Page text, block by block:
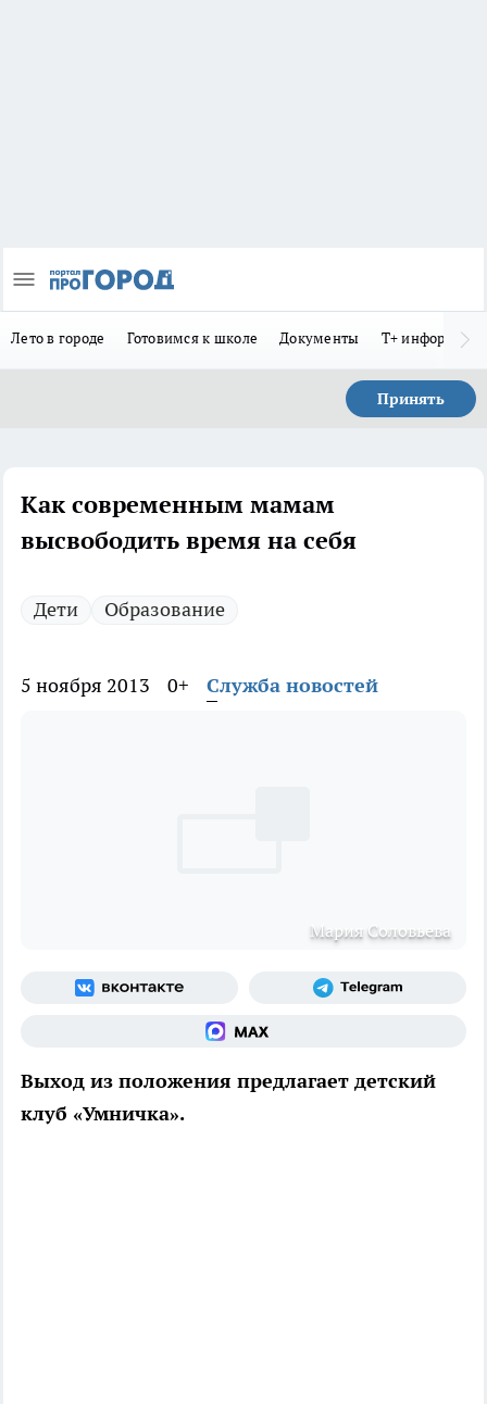
Лето в городе Готовимся к школе Документы Т+
Принять
Как современным мамам
высвободить время на себя
Дети Образование
5 ноября 2013 0+ Служба новостей
Мария Соловьева
Выход из положения предлагает детский
клуб «Умничка».